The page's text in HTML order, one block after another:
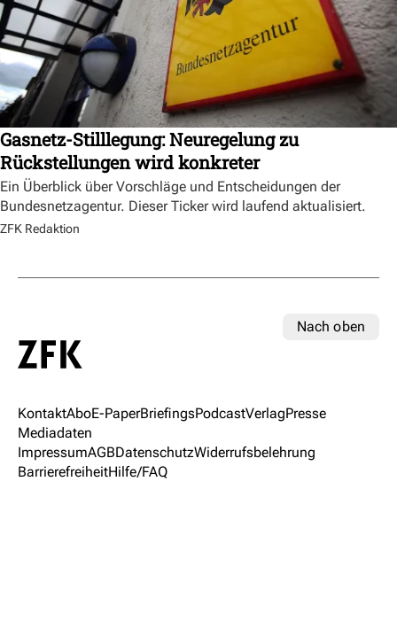
Gasnetz-Stilllegung: Neuregelung zu
Rückstellungen wird konkreter
Ein Überblick über Vorschläge und Entscheidungen der
Bundesnetzagentur. Dieser Ticker wird laufend aktualisiert.
ZFK Redaktion
Nach oben
KontaktAboE-PaperBriefingsPodcastVerlagPresse
Mediadaten
ImpressumAGBDatenschutzWiderrufsbelehrung
BarrierefreiheitHilfe/FAQ